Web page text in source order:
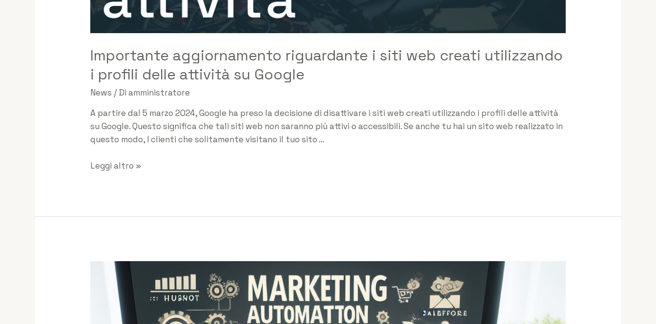
Importante aggiornamento riguardante i siti web creati utilizzando
i profili delle attività su Google
News / Diamministratore
A partire dal 5 marzo 2024, Google ha preso la decisione di disattivare i siti web creati utilizzando i profili delle attività
su Google. Questo significa che tali siti web non saranno più attivi o accessibili. Se anche tu hai un sito web realizzato in
questo modo, I clienti che solitamente visitano il tuo sito …
Leggi altro »